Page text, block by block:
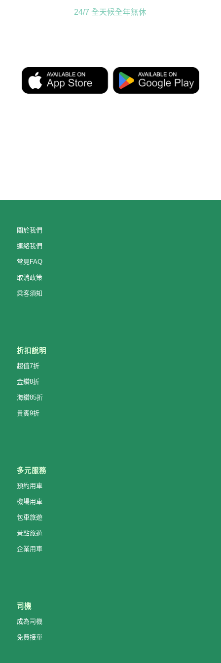
24/7 全天候全年無休
關於我們
連絡我們
常見FAQ
取消政策
乘客須知
折扣說明
超值7折
金鑽8折
海鑽85折
貴賓9折
多元服務
預約用車
機場用車
包車旅遊
景點旅遊
企業用車
司機
成為司機
免費接單